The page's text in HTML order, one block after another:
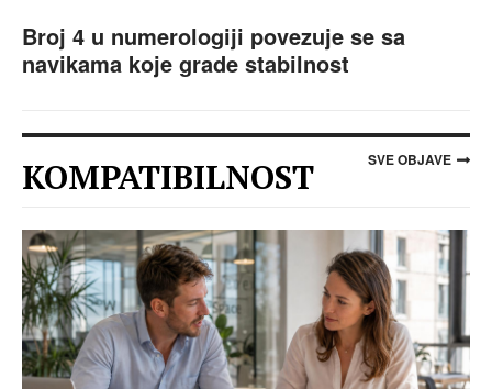
Broj 4 u numerologiji povezuje se sa
navikama koje grade stabilnost
KOMPATIBILNOST SVE OBJAVE